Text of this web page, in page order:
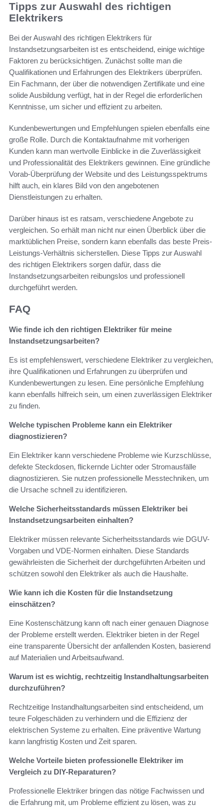
Tipps zur Auswahl des richtigen
Elektrikers
Bei der Auswahl des richtigen Elektrikers für
Instandsetzungsarbeiten ist es entscheidend, einige wichtige
Faktoren zu berücksichtigen. Zunächst sollte man die
Qualifikationen und Erfahrungen des Elektrikers überprüfen.
Ein Fachmann, der über die notwendigen Zertifikate und eine
solide Ausbildung verfügt, hat in der Regel die erforderlichen
Kenntnisse, um sicher und effizient zu arbeiten.
Kundenbewertungen und Empfehlungen spielen ebenfalls eine
große Rolle. Durch die Kontaktaufnahme mit vorherigen
Kunden kann man wertvolle Einblicke in die Zuverlässigkeit
und Professionalität des Elektrikers gewinnen. Eine gründliche
Vorab-Überprüfung der Website und des Leistungsspektrums
hilft auch, ein klares Bild von den angebotenen
Dienstleistungen zu erhalten.
Darüber hinaus ist es ratsam, verschiedene Angebote zu
vergleichen. So erhält man nicht nur einen Überblick über die
marktüblichen Preise, sondern kann ebenfalls das beste Preis-
Leistungs-Verhältnis sicherstellen. Diese Tipps zur Auswahl
des richtigen Elektrikers sorgen dafür, dass die
Instandsetzungsarbeiten reibungslos und professionell
durchgeführt werden.
FAQ
Wie finde ich den richtigen Elektriker für meine
Instandsetzungsarbeiten?
Es ist empfehlenswert, verschiedene Elektriker zu vergleichen,
ihre Qualifikationen und Erfahrungen zu überprüfen und
Kundenbewertungen zu lesen. Eine persönliche Empfehlung
kann ebenfalls hilfreich sein, um einen zuverlässigen Elektriker
zu finden.
Welche typischen Probleme kann ein Elektriker
diagnostizieren?
Ein Elektriker kann verschiedene Probleme wie Kurzschlüsse,
defekte Steckdosen, flickernde Lichter oder Stromausfälle
diagnostizieren. Sie nutzen professionelle Messtechniken, um
die Ursache schnell zu identifizieren.
Welche Sicherheitsstandards müssen Elektriker bei
Instandsetzungsarbeiten einhalten?
Elektriker müssen relevante Sicherheitsstandards wie DGUV-
Vorgaben und VDE-Normen einhalten. Diese Standards
gewährleisten die Sicherheit der durchgeführten Arbeiten und
schützen sowohl den Elektriker als auch die Haushalte.
Wie kann ich die Kosten für die Instandsetzung
einschätzen?
Eine Kostenschätzung kann oft nach einer genauen Diagnose
der Probleme erstellt werden. Elektriker bieten in der Regel
eine transparente Übersicht der anfallenden Kosten, basierend
auf Materialien und Arbeitsaufwand.
Warum ist es wichtig, rechtzeitig Instandhaltungsarbeiten
durchzuführen?
Rechtzeitige Instandhaltungsarbeiten sind entscheidend, um
teure Folgeschäden zu verhindern und die Effizienz der
elektrischen Systeme zu erhalten. Eine präventive Wartung
kann langfristig Kosten und Zeit sparen.
Welche Vorteile bieten professionelle Elektriker im
Vergleich zu DIY-Reparaturen?
Professionelle Elektriker bringen das nötige Fachwissen und
die Erfahrung mit, um Probleme effizient zu lösen, was zu